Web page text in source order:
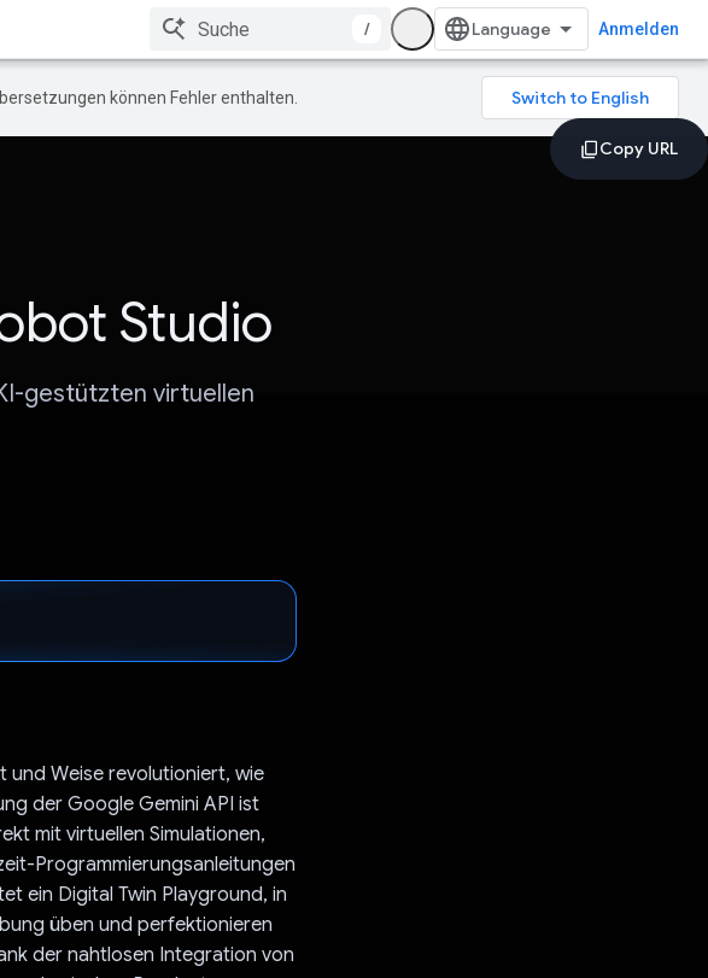
/ Anmelden
können Fehler enthalten.
Studio
gestützten virtuellen
und Weise revolutioniert, wie
der Google Gemini API ist
mit virtuellen Simulationen,
Programmierungsanleitungen
ein Digital Twin Playground, in
üben und perfektionieren
der nahtlosen Integration von